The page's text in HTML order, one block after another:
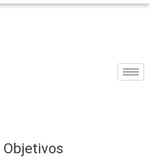
Objetivos